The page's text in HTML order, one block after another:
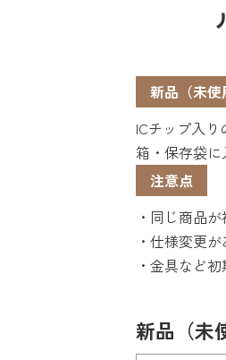
新品（未
ICチップ入り
箱・保存袋に
注意点
・同じ商品
・仕様変更
・金具など
新品（未